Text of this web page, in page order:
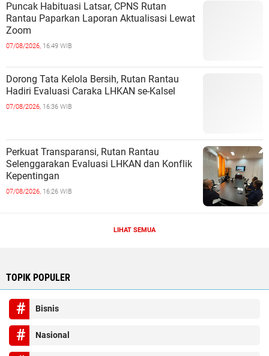
Puncak Habituasi Latsar, CPNS Rutan
Rantau Paparkan Laporan Aktualisasi Lewat
Zoom
07/08/2026, 16:49 WIB
Dorong Tata Kelola Bersih, Rutan Rantau
Hadiri Evaluasi Caraka LHKAN se-Kalsel
07/08/2026, 16:36 WIB
Perkuat Transparansi, Rutan Rantau
Selenggarakan Evaluasi LHKAN dan Konflik
Kepentingan
07/08/2026, 16:26 WIB
LIHAT SEMUA
TOPIK POPULER
Bisnis
Nasional